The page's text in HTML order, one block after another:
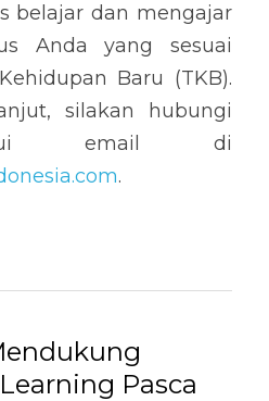
belajar dan mengajar
Anda yang sesuai
Baru (TKB).
silakan hubungi
.
Pasca